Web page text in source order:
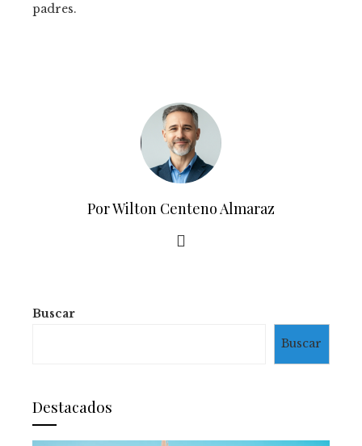
padres.
Por Wilton Centeno Almaraz
Buscar
Buscar
Destacados